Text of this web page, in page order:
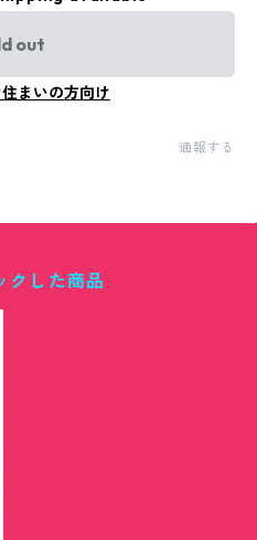
out
まいの方向け
通報する
クした商品